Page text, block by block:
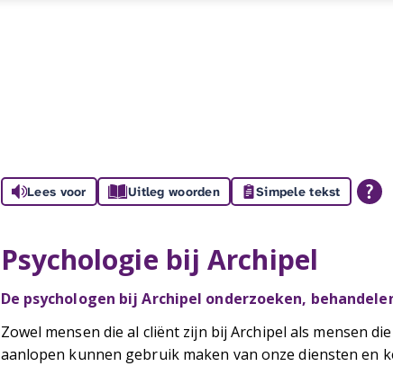
Lees voor Uitleg woorden Simpele tekst
Psychologie bij Archipel
De psychologen bij Archipel onderzoeken,
Zowel mensen die al cliënt zijn bij Archipel als mensen
aanlopen kunnen gebruik maken van onze diensten en